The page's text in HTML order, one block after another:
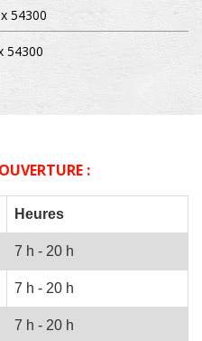
54300
54300
:
Heures
7 h - 20 h
7 h - 20 h
7 h - 20 h